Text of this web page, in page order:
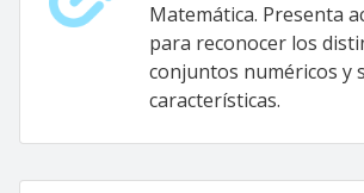
Matemática. Presenta
para reconocer los
conjuntos numéricos y
características.